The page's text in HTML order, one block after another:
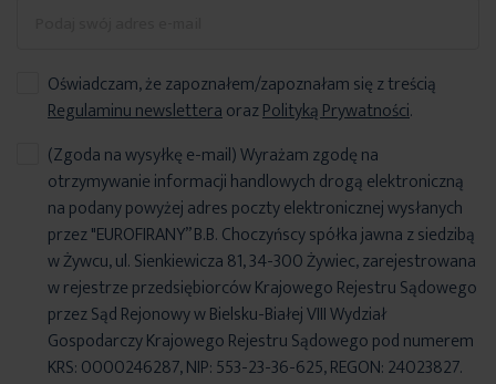
Oświadczam, że zapoznałem/zapoznałam się z treścią
Regulaminu newsletteraorazPolityką Prywatności.
(Zgoda na wysyłkę e-mail) Wyrażam zgodę na
otrzymywanie informacji handlowych drogą elektroniczną
na podany powyżej adres poczty elektronicznej wysłanych
przez "EUROFIRANY” B.B. Choczyńscy spółka jawna z siedzibą
w Żywcu, ul. Sienkiewicza 81, 34-300 Żywiec, zarejestrowana
w rejestrze przedsiębiorców Krajowego Rejestru Sądowego
przez Sąd Rejonowy w Bielsku-Białej VIII Wydział
Gospodarczy Krajowego Rejestru Sądowego pod numerem
KRS: 0000246287, NIP: 553-23-36-625, REGON: 24023827.